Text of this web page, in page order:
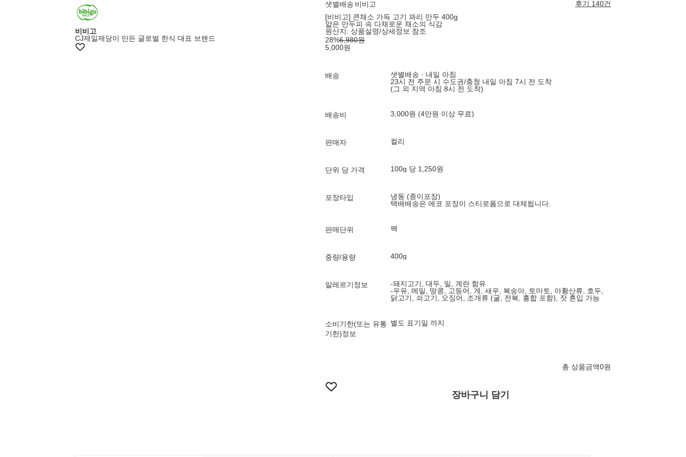
비비고
CJ제일제당이 만든 글로벌 한식 대표 브랜드
샛별배송 비비고
후기 140건
[비비고] 큰채소 가득 고기 꽈리 만두 400g
얇은 만두피 속 다채로운 채소의 식감
원산지: 상품설명/상세정보 참조
28%6,980원
5,000원
배송
샛별배송 · 내일 아침
23시 전 주문 시 수도권/충청 내일 아침 7시 전 도착
(그 외 지역 아침 8시 전 도착)
배송비 3,000원 (4만원 이상 무료)
판매자 컬리
단위 당 가격 100g 당 1,250원
포장타입
냉동 (종이포장)
택배배송은 에코 포장이 스티로폼으로 대체됩니다.
판매단위 팩
중량/용량 400g
알레르기정보
-돼지고기, 대두, 밀, 계란 함유
-우유, 메밀, 땅콩, 고등어, 게, 새우, 복숭아, 토마토, 아황산류, 호두,
닭고기, 쇠고기, 오징어, 조개류 (굴, 전복, 홍합 포함), 잣 혼입 가능
소비기한(또는 유통
기한)정보
별도 표기일 까지
총 상품금액0원
장바구니 담기